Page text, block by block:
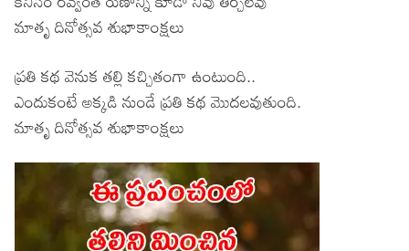
మాతృ దినోత్సవ శుభాకాంక్షలు
ప్రతి కథ వెనుక తల్లి కచ్చితంగా ఉంటుంది..
ఎందుకంటే అక్కడి నుండే ప్రతి కథ మొదలవుతుంది.
మాతృ దినోత్సవ శుభాకాంక్షలు